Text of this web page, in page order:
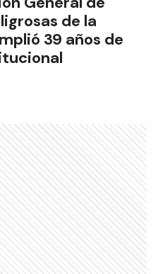
de la
39 años de